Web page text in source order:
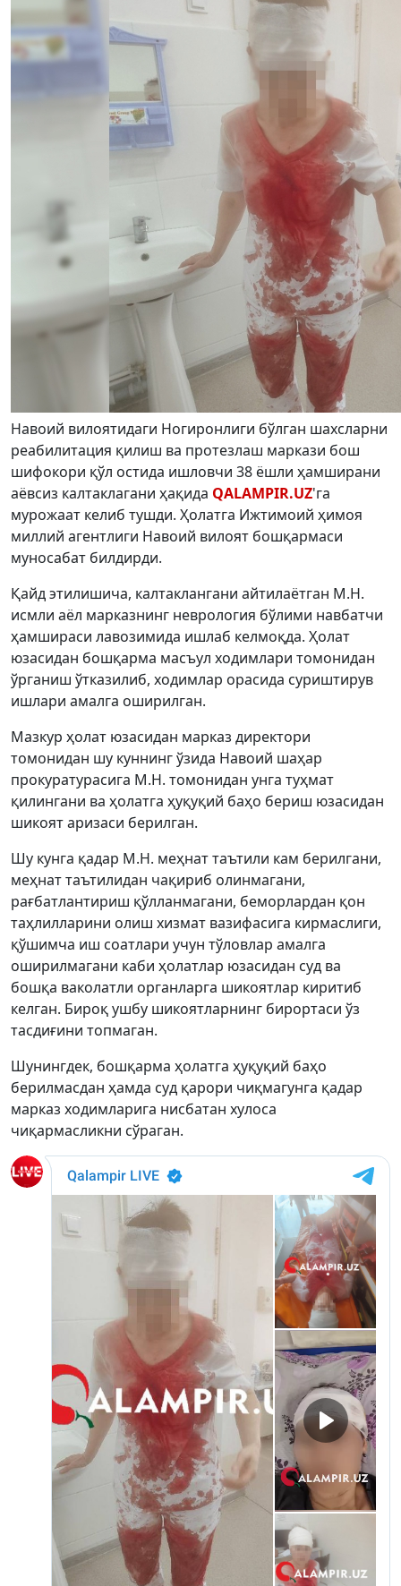
Навоий вилоятидаги Ногиронлиги бўлган шахсларни
реабилитация қилиш ва протезлаш маркази бош
шифокори қўл остида ишловчи 38 ёшли ҳамширани
аёвсиз калтаклагани ҳақида QALAMPIR.UZ'гa
мурожаат келиб тушди. Ҳолатга Ижтимоий ҳимоя
миллий агентлиги Навоий вилоят бошқармаси
муносабат билдирди.
Қайд этилишича, калтаклангани айтилаётган M.Н.
исмли аёл марказнинг неврология бўлими навбатчи
ҳамшираси лавозимида ишлаб келмоқда. Ҳолат
юзасидан бошқарма масъул ходимлари томонидан
ўрганиш ўтказилиб, ходимлар орасида суриштирув
ишлари амалга оширилган.
Мазкур ҳолат юзасидан марказ директори
томонидан шу куннинг ўзида Навоий шаҳар
прокуратурасига M.Н. томонидан унга туҳмат
қилингани ва ҳолатга ҳуқуқий баҳо бериш юзасидан
шикоят аризаси берилган.
Шу кунга қадар М.Н. меҳнат таътили кам берилгани,
меҳнат таътилидан чақириб олинмагани,
рағбатлантириш қўлланмагани, беморлардан қон
таҳлилларини олиш хизмат вазифасига кирмаслиги,
қўшимча иш соатлари учун тўловлар амалга
оширилмагани каби ҳолатлар юзасидан суд ва
бошқа ваколатли органларга шикоятлар киритиб
келган. Бироқ ушбу шикоятларнинг бирортаси ўз
тасдиғини топмаган.
Шунингдек, бошқарма ҳолатга ҳуқуқий баҳо
берилмасдан ҳамда суд қарори чиқмагунга қадар
марказ ходимларига нисбатан хулоса
чиқармасликни сўраган.